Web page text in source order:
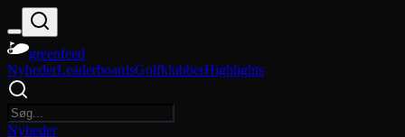
greenfeed
NyhederLeaderboardsGolfklubberHighlights
Nyheder